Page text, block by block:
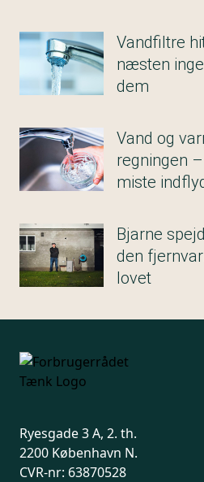
Vandfiltre
næsten
dem
Vand og
regningen
miste
Bjarne
den
lovet
Ryesgade 3 A, 2. th.
2200 København N.
CVR-nr: 63870528